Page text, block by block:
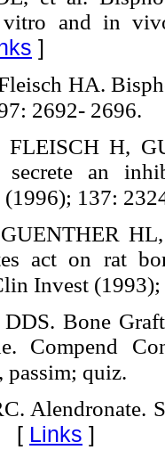
vitro and in
]
HA.
2692- 2696.
H,
secrete an
137:
act on rat
Invest
DDS. Bone
Compend
passim; quiz.
Alendronate.
Links ]